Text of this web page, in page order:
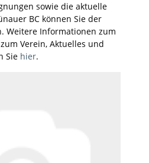
sowie die aktuelle
BC können Sie der
Weitere Informationen zum
Verein, Aktuelles und
Sie hier.